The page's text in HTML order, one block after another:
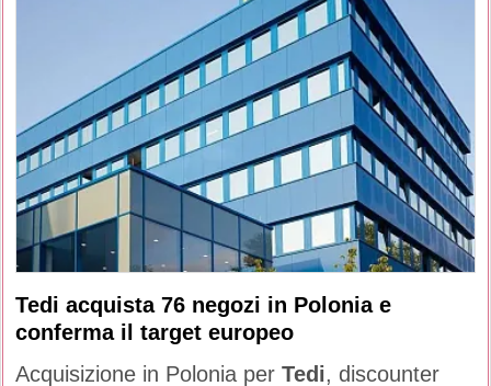
Tedi acquista 76 negozi in Polonia e
conferma il target europeo
Acquisizione in Polonia per Tedi, discounter